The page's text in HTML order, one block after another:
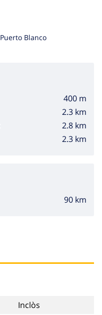
Puerto Blanco
400 m
2.3 km
2.8 km
2.3 km
90 km
Inclòs